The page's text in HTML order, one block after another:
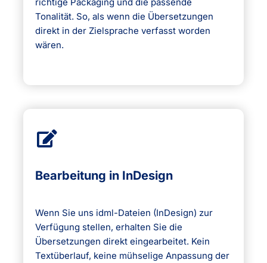
Tonalität. So, als wenn die Übersetzungen
direkt in der Zielsprache verfasst worden
wären.
Bearbeitung in InDesign
Wenn Sie uns idml-Dateien (InDesign) zur
Verfügung stellen, erhalten Sie die
Übersetzungen direkt eingearbeitet. Kein
Textüberlauf, keine mühselige Anpassung der